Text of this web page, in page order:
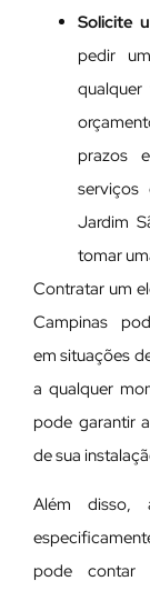
Solicite
pedir
prazos
serviços
Jardim
tomar
Contratar um
Campinas
em situações
a qualquer
pode garantir
de sua
Além disso,
pode contar